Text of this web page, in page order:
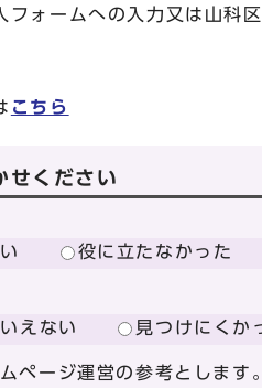
ォームへの入力又は山科
こちら
せください
役に立たなかった
えない 見つけにくか
ページ運営の参考とします。